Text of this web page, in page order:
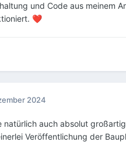
und Code aus meinem
❤️
2024
natürlich auch absolut
Veröffentlichung der